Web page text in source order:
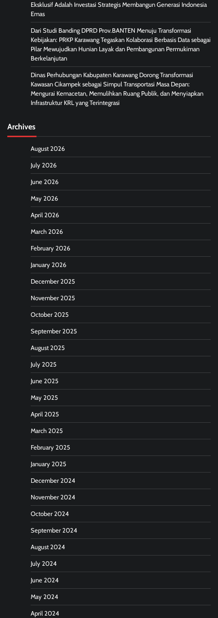
Eksklusif Adalah Investasi Strategis Membangun Generasi Indonesia
Emas
Dari Studi Banding DPRD Prov.BANTEN Menuju Transformasi
Kebijakan: PRKP Karawang Tegaskan Kolaborasi Berbasis Data sebagai
Pilar Mewujudkan Hunian Layak dan Pembangunan Permukiman
Berkelanjutan
Dinas Perhubungan Kabupaten Karawang Dorong Transformasi
Kawasan Cikampek sebagai Simpul Transportasi Masa Depan:
Mengurai Kemacetan, Memulihkan Ruang Publik, dan Menyiapkan
Infrastruktur KRL yang Terintegrasi
Archives
August 2026
July 2026
June 2026
May 2026
April 2026
March 2026
February 2026
January 2026
December 2025
November 2025
October 2025
September 2025
August 2025
July 2025
June 2025
May 2025
April 2025
March 2025
February 2025
January 2025
December 2024
November 2024
October 2024
September 2024
August 2024
July 2024
June 2024
May 2024
April 2024